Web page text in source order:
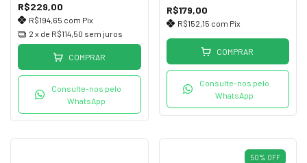
R$229,00
R$194,65 com Pix
2 x de R$114,50 sem juros
COMPRAR
Consulte-nos pelo
WhatsApp
R$179,00
R$152,15 com Pix
COMPRAR
Consulte-nos pelo
WhatsApp
50% OFF